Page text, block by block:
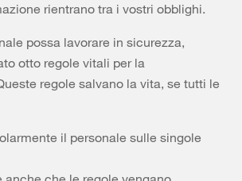
rientrano tra i vostri obblighi.
possa lavorare in sicurezza,
otto regole vitali per la
regole salvano la vita, se tutti le
il personale sulle singole